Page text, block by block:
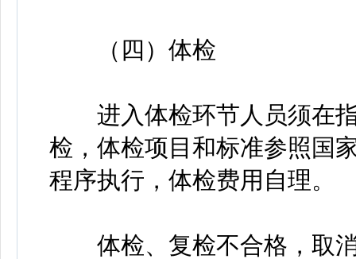
（四）体检
进入体检环节人员须在指
检，体检项目和标准参照国
程序执行，体检费用自理。
体检、复检不合格，取消